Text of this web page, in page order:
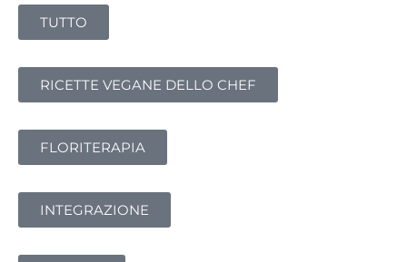
TUTTO
RICETTE VEGANE DELLO CHEF
FLORITERAPIA
INTEGRAZIONE